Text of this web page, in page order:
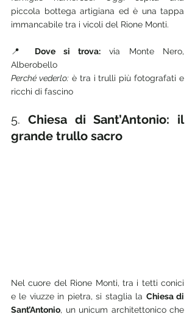
piccola bottega artigiana ed è una tappa
immancabile tra i vicoli del Rione Monti.
📍 Dove si trova: via Monte Nero,
Alberobello
Perché vederlo: è tra i trulli più fotografati e
ricchi di fascino
5. Chiesa di Sant’Antonio: il
grande trullo sacro
Nel cuore del Rione Monti, tra i tetti conici
e le viuzze in pietra, si staglia la Chiesa di
Sant’Antonio, un unicum architettonico che